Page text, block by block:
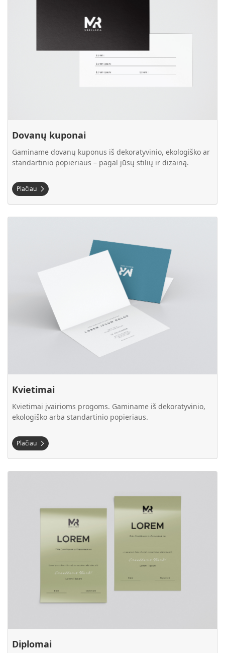
Dovanų kuponai
Gaminame dovanų kuponus iš dekoratyvinio, ekologiško ar
standartinio popieriaus – pagal jūsų stilių ir dizainą.
Plačiau
Kvietimai
Kvietimai įvairioms progoms. Gaminame iš dekoratyvinio,
ekologiško arba standartinio popieriaus.
Plačiau
Diplomai